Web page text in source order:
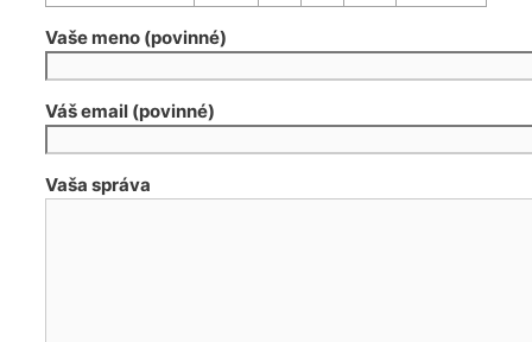
Vaše meno (povinné)
Váš email (povinné)
Vaša správa